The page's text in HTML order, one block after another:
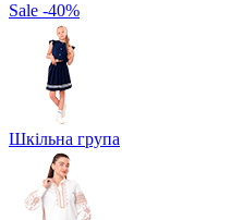
Sale -40%
Шкільна група